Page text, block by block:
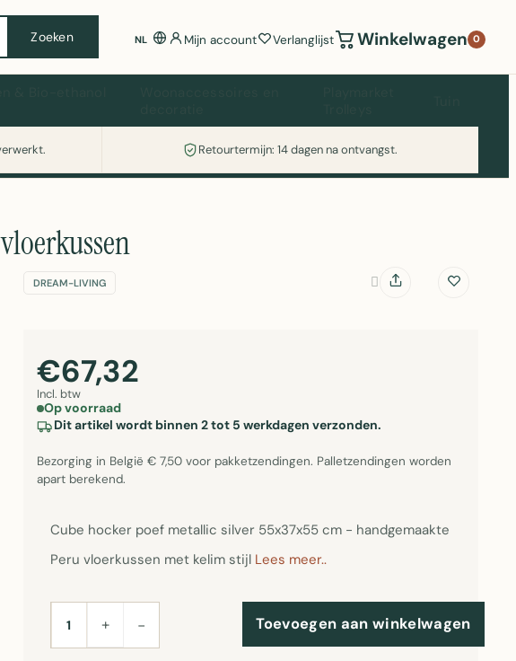
Zoeken NL Mijn account Verlanglijst Winkelwagen 0
Retourtermijn: 14 dagen na ontvangst.
Witgoedaanbod.nl
DREAM-LIVING
€67,32
Incl. btw
Op voorraad
Dit artikel wordt binnen 2 tot 5 werkdagen verzonden.
Bezorging in België € 7,50 voor pakketzendingen. Palletzendingen worden
apart berekend.
Cube hocker poef metallic silver 55x37x55 cm - handgemaakte
Peru vloerkussen met kelim stijl Lees meer..
AANTAL+ − Toevoegen aan winkelwagen